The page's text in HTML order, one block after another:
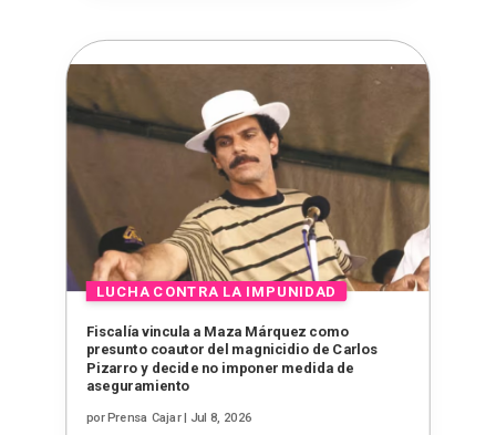
Fiscalía vincula a Maza Márquez como
presunto coautor del magnicidio de Carlos
Pizarro y decide no imponer medida de
aseguramiento
porPrensa Cajar| Jul 8, 2026